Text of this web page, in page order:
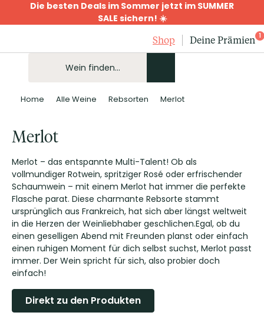
Die besten Deals im Sommer jetzt im SUMMER
SALE sichern! ☀️
Shop
Deine Prämien 1
Home Alle Weine Rebsorten Merlot
Merlot
Merlot – das entspannte Multi-Talent! Ob als
vollmundiger Rotwein, spritziger Rosé oder erfrischender
Schaumwein – mit einem Merlot hat immer die perfekte
Flasche parat. Diese charmante Rebsorte stammt
ursprünglich aus Frankreich, hat sich aber längst weltweit
in die Herzen der Weinliebhaber geschlichen.Egal, ob du
einen geselligen Abend mit Freunden planst oder einfach
einen ruhigen Moment für dich selbst suchst, Merlot passt
immer. Der Wein spricht für sich, also probier doch
einfach!
Direkt zu den Produkten